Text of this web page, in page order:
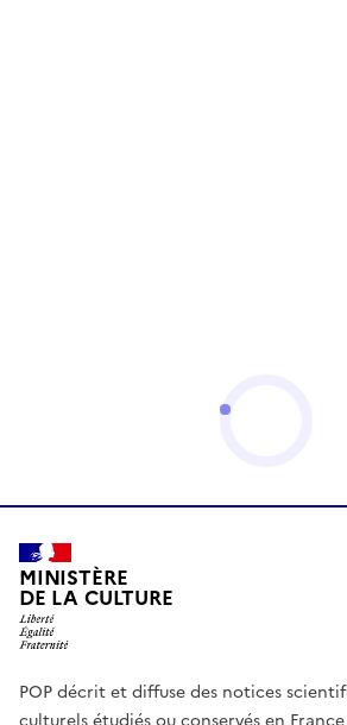
MINISTÈRE
DE LA CULTURE
POP décrit et diffuse des notices